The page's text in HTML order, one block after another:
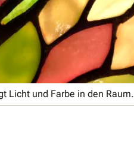
Licht und Farbe in den Raum.